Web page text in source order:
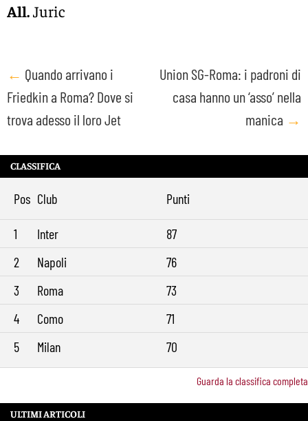
All.Juric
Post
navigation
← Quando arrivano i
Friedkin a Roma? Dove si
trova adesso il loro Jet
Union SG-Roma: i padroni di
casa hanno un ‘asso’ nella
manica →
CLASSIFICA
Pos Club Punti
1 Inter
87
2
Napoli
76
3
Roma
73
4
Como
71
5
Milan 70
Guarda la classifica completa
ULTIMI ARTICOLI